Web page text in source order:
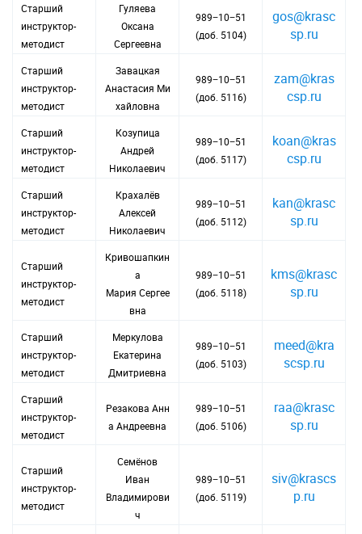
Старший
инструктор-
методист
Гуляева
Оксана
Сергеевна
989−10−51
(доб. 5104)
gos@krasc
sp.ru
Старший
инструктор-
методист
Завацкая
Анастасия Ми
хайловна
989−10−51
(доб. 5116)
zam@kras
csp.ru
Старший
инструктор-
методист
Козупица
Андрей
Николаевич
989−10−51
(доб. 5117)
koan@kras
csp.ru
Старший
инструктор-
методист
Крахалёв
Алексей
Николаевич
989−10−51
(доб. 5112)
kan@krasc
sp.ru
Старший
инструктор-
методист
Кривошапкин
а
Мария Сергее
вна
989−10−51
(доб. 5118)
kms@krasc
sp.ru
Старший
инструктор-
методист
Меркулова
Екатерина
Дмитриевна
989−10−51
(доб. 5103)
meed@kra
scsp.ru
Старший
инструктор-
методист
Резакова Анн
а Андреевна
989−10−51
(доб. 5106)
raa@krasc
sp.ru
Старший
инструктор-
методист
Семёнов
Иван
Владимирови
ч
989−10−51
(доб. 5119)
siv@krascs
p.ru